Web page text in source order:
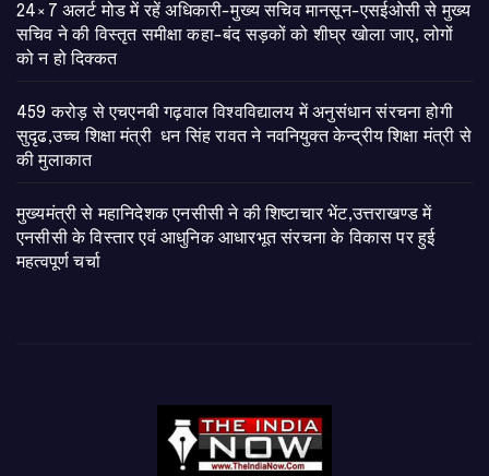
24×7 अलर्ट मोड में रहें अधिकारी-मुख्य सचिव मानसून-एसईओसी से मुख्य
सचिव ने की विस्तृत समीक्षा कहा-बंद सड़कों को शीघ्र खोला जाए, लोगों
को न हो दिक्कत
459 करोड़ से एचएनबी गढ़वाल विश्वविद्यालय में अनुसंधान संरचना होगी
सुदृढ,उच्च शिक्षा मंत्री धन सिंह रावत ने नवनियुक्त केन्द्रीय शिक्षा मंत्री से
की मुलाकात
मुख्यमंत्री से महानिदेशक एनसीसी ने की शिष्टाचार भेंट,उत्तराखण्ड में
एनसीसी के विस्तार एवं आधुनिक आधारभूत संरचना के विकास पर हुई
महत्वपूर्ण चर्चा